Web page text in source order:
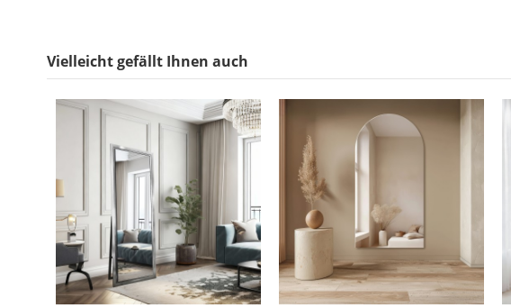
Vielleicht gefällt Ihnen auch